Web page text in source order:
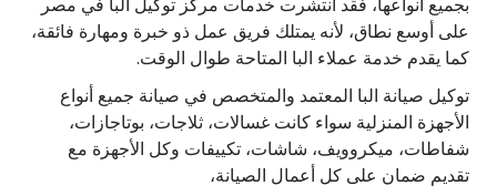
على أوسع نطاق، لأنه يمتلك فريق عمل ذو خبرة ومهارة فائقة،
كما يقدم خدمة عملاء البا المتاحة طوال الوقت.
توكيل صيانة البا المعتمد والمتخصص في صيانة جميع أنواع
الأجهزة المنزلية سواء كانت غسالات، ثلاجات، بوتاجازات،
شفاطات، ميكروويف، شاشات، تكييفات وكل الأجهزة مع
تقديم ضمان على كل أعمال الصيانة،